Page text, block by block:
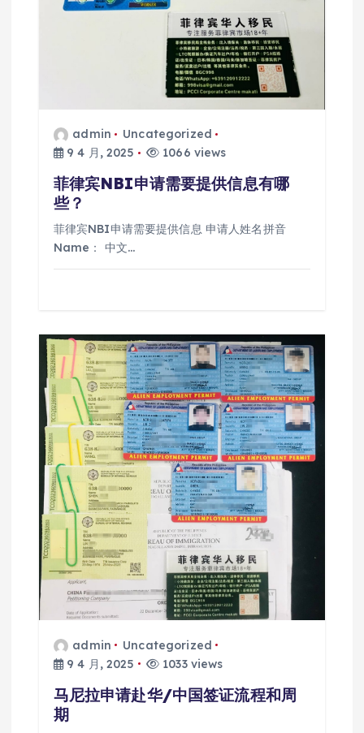
admin
Uncategorized
9 4 月, 2025
1066 views
菲律宾NBI申请需要提供信息有哪
些？
菲律宾NBI申请需要提供信息 申请人姓名拼音
Name： 中文…
admin
Uncategorized
9 4 月, 2025
1033 views
马尼拉申请赴华/中国签证流程和周
期